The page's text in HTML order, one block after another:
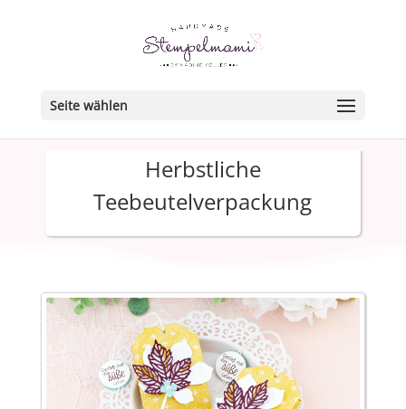
Seite wählen
Herbstliche
Teebeutelverpackung